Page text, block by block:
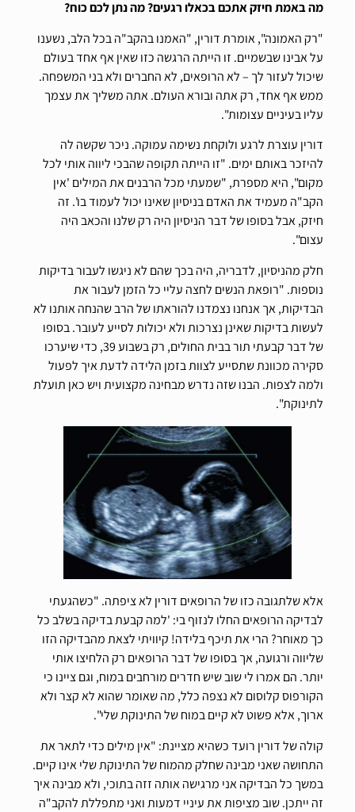
מה באמת חיזק אתכם בכאלו רגעים? מה נתן לכם כוח?
"רק האמונה", אומרת דורין, "האמנו בהקב"ה בכל הלב, נשענו
על אבינו שבשמיים. זו הייתה הרגשה כזו שאין אף אחד בעולם
שיכול לעזור לך – לא הרופאים, לא החברים ולא בני המשפחה.
ממש אף אחד, רק אתה ובורא העולם. אתה משליך את עצמך
עליו בעיניים עצומות".
דורין עוצרת לרגע ולוקחת נשימה עמוקה. ניכר שקשה לה
להיזכר באותם ימים. "זו הייתה תקופה שהבכי ליווה אותי לכל
מקום", היא מספרת, "שמעתי מכל הרבנים את המילים 'אין
הקב"ה מעמיד את האדם בניסיון שאינו יכול לעמוד בו'. זה
חיזק, אבל בסופו של דבר הניסיון היה רק שלנו והכאב היה
עצום".
חלק מהניסיון, לדבריה, היה בכך שהם לא ניגשו לעבור בדיקות
נוספות. "רופאת הנשים לחצה עליי כל הזמן לעבור את
הבדיקות, אך אנחנו נצמדנו להוראתו של הרב שהנחה אותנו לא
לעשות בדיקות שאינן נצרכות ולא יכולות לסייע לעובר. בסופו
של דבר קבעתי תור בבית החולים, רק בשבוע 39, כדי שיערכו
סקירה מכוונת שתסייע לצוות בזמן הלידה לדעת איך לפעול
ולמה לצפות. הבנו שזה נדרש מבחינה מקצועית ויש כאן תועלת
לתינוקת".
אלא שלתגובה כזו של הרופאים דורין לא ציפתה. "כשהגעתי
לבדיקה הרופאים החלו לנזוף בי: 'למה קבעת בדיקה בשלב כל
כך מאוחר? הרי את תיכף בלידה! קיוויתי לצאת מהבדיקה הזו
שליווה ורגועה, אך בסופו של דבר הרופאים רק הלחיצו אותי
יותר. הם אמרו לי שוב שיש חדרים מורחבים במוח, וגם ציינו כי
הקורפוס קלוסום לא נצפה כלל, מה שאומר שהוא לא קצר ולא
ארוך, אלא פשוט לא קיים במוח של התינוקת שלי".
קולה של דורין רועד כשהיא מציינת: "אין מילים כדי לתאר את
התחושה שאני מבינה שחלק מהמוח של התינוקת שלי אינו קיים.
במשך כל הבדיקה אני מרגישה אותה זזה בתוכי, ולא מבינה איך
זה ייתכן. שוב מציפות את עיניי דמעות ואני מתפללת להקב"ה